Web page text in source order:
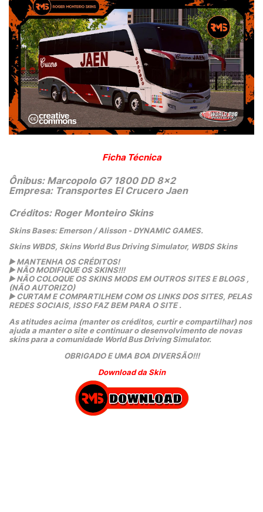
Ficha Técnica
Ônibus: Marcopolo G7 1800 DD 8x2
Empresa: Transportes El Crucero Jaen
Créditos: Roger Monteiro Skins
Skins Bases: Emerson / Alisson - DYNAMIC GAMES.
Skins WBDS, Skins World Bus Driving Simulator, WBDS Skins
▶️ MANTENHA OS CRÉDITOS!
▶️ NÃO MODIFIQUE OS SKINS!!!
▶️ NÃO COLOQUE OS SKINS MODS EM OUTROS SITES E BLOGS ,
(NÃO AUTORIZO)
▶️ CURTAM E COMPARTILHEM COM OS LINKS DOS SITES, PELAS
REDES SOCIAIS, ISSO FAZ BEM PARA O SITE .
As atitudes acima (manter os créditos, curtir e compartilhar) nos
ajuda a manter o site e continuar o desenvolvimento de novas
skins para a comunidade World Bus Driving Simulator.
OBRIGADO E UMA BOA DIVERSÃO!!!
Download da Skin